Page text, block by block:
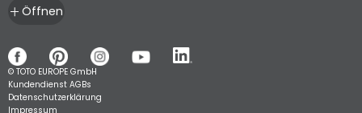
Öffnen
© TOTO EUROPE GmbH
Kundendienst AGBs
Datenschutzerklärung
Impressum